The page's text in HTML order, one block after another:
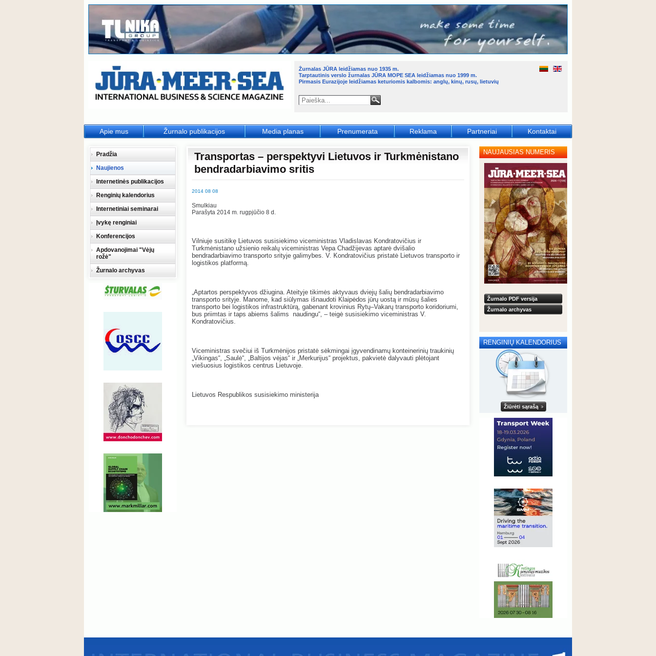
Transportas – perspektyvi Lietuvos ir Turkmėnistano
bendradarbiavimo sritis
2014 08 08
Smulkiau
Parašyta 2014 m. rugpjūčio 8 d.
Vilniuje susitikę Lietuvos susisiekimo viceministras Vladislavas Kondratovičius ir
Turkmėnistano užsienio reikalų viceministras Vepa Chadžijevas aptarė dvišalio
bendradarbiavimo transporto srityje galimybes. V. Kondratovičius pristatė Lietuvos transporto ir
logistikos platformą.
„Aptartos perspektyvos džiugina. Ateityje tikimės aktyvaus dviejų šalių bendradarbiavimo
transporto srityje. Manome, kad siūlymas išnaudoti Klaipėdos jūrų uostą ir mūsų šalies
transporto bei logistikos infrastruktūrą, gabenant krovinius Rytų–Vakarų transporto koridoriumi,
bus priimtas ir taps abiems šalims naudingu“, – teigė susisiekimo viceministras V.
Kondratovičius.
Viceministras svečiui iš Turkmėnijos pristatė sėkmingai įgyvendinamų konteinerinių traukinių
„Vikingas“, „Saulė“, „Baltijos vėjas“ ir „Merkurijus“ projektus, pakvietė dalyvauti plėtojant
viešuosius logistikos centrus Lietuvoje.
Lietuvos Respublikos susisiekimo ministerija
Pradžia
Naujienos
Internetinės publikacijos
Renginių kalendorius
Internetiniai seminarai
Įvykę renginiai
Konferencijos
Apdovanojimai "Vėjų
rožė"
Žurnalo archyvas
NAUJAUSIAS NUMERIS
Žurnalo PDF versija
Žurnalo archyvas
RENGINIŲ KALENDORIUS
Žiūrėti sąrašą
Apie mus Žurnalo publikacijos Media planas Prenumerata Reklama Partneriai Kontaktai
Žurnalas JŪRA leidžiamas nuo 1935 m.
Tarptautinis verslo žurnalas JŪRA MOPE SEA leidžiamas nuo 1999 m.
Pirmasis Eurazijoje leidžiamas keturiomis kalbomis: anglų, kinų, rusų, lietuvių